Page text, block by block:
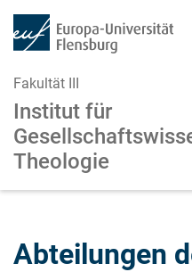
Fakultät III
Institut für
Theologie
Abteilungen